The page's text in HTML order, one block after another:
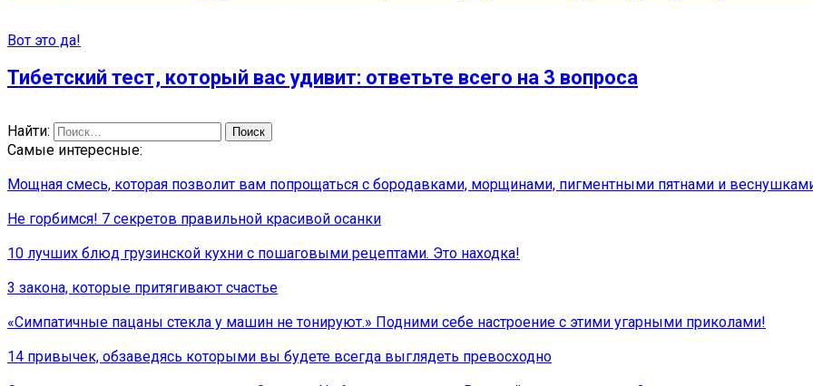
Вот это да!
Тибетский тест, который вас удивит: ответьте всего на 3 вопроса
Найти:
Самые интересные:
Мощная смесь, которая позволит вам попрощаться с бородавками, морщинами, пигментными пятнами и
Не горбимся! 7 секретов правильной красивой осанки
10 лучших блюд грузинской кухни с пошаговыми рецептами. Это находка!
3 закона, которые притягивают счастье
«Симпатичные пацаны стекла у машин не тонируют.» Подними себе настроение с этими угарными приколами!
14 привычек, обзаведясь которыми вы будете всегда выглядеть превосходно